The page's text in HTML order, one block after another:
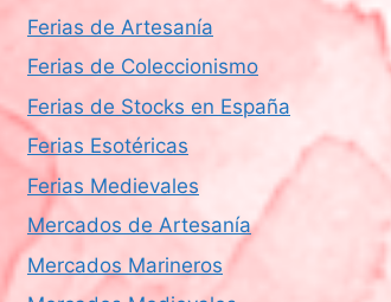
Ferias de Artesanía
Ferias de Coleccionismo
Ferias de Stocks en España
Ferias Esotéricas
Ferias Medievales
Mercados de Artesanía
Mercados Marineros